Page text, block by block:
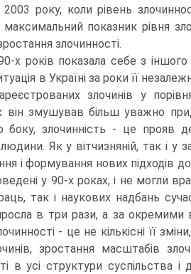
року, коли рівень
показник рівня
злочинності.
х років показала себе з
в Україні за роки її
злочинів у
він змушував більш уважно
боку, злочинність - це прояв
Як у вітчизняній, так і у
і формування нових підходів
у 90-х роках, і не могли
так і наукових надбань
в три рази, а за окремими
- це не кількісні її
зростання масштабів
в усі структури суспільства і